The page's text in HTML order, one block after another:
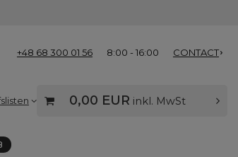
+48 68 300 01 56 8:00 - 16:00 CONTACT
0,00 EUR inkl. MwSt